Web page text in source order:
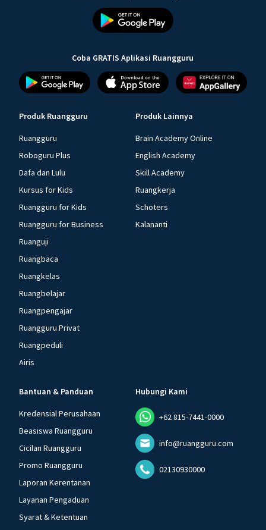
Coba GRATIS Aplikasi Ruangguru
Produk Ruangguru
Ruangguru
Roboguru Plus
Dafa dan Lulu
Kursus for Kids
Ruangguru for Kids
Ruangguru for Business
Ruanguji
Ruangbaca
Ruangkelas
Ruangbelajar
Ruangpengajar
Ruangguru Privat
Ruangpeduli
Airis
Produk Lainnya
Brain Academy Online
English Academy
Skill Academy
Ruangkerja
Schoters
Kalananti
Bantuan & Panduan
Kredensial Perusahaan
Beasiswa Ruangguru
Cicilan Ruangguru
Promo Ruangguru
Laporan Kerentanan
Layanan Pengaduan
Syarat & Ketentuan
Hubungi Kami
+62 815-7441-0000
info@ruangguru.com
02130930000